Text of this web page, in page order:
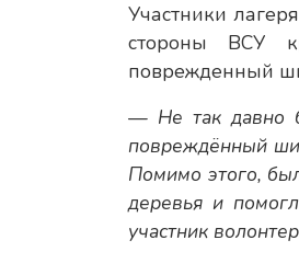
Участники
стороны ВСУ
поврежденный
— Не так давно
повреждённый
Помимо этого,
деревья и
участник